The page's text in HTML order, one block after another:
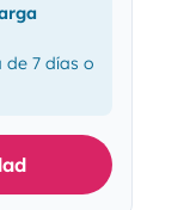
7 días o